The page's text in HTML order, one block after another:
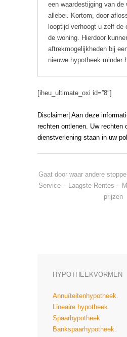
een waardestijging van de
allebei. Kortom, door
looptijd verhoogt u zelf de
de woning. Hierdoor
aftrekmogelijkheden bij
nieuwe hypotheek minder
[iheu_ultimate_oxi id=”8″]
Disclaimer| Aan deze
rechten ontlenen. Uw rechten
dienstverlening staan in uw
Gaat door waar andere
Service – Laagste Rentes –
prijzen
HYPOTHEEKVORMEN
Annuïteitenhypotheek.
Lineaire hypotheek.
Spaarhypotheek
Bankspaarhypotheek.